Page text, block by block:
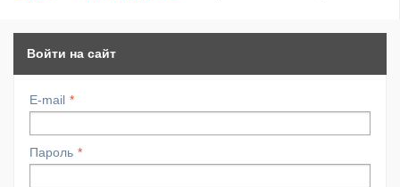
Войти на сайт
E-mail
Пароль